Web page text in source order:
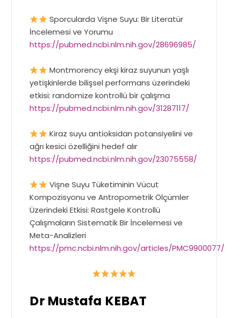
Sporcularda Vişne Suyu: Bir Literatür
İncelemesi ve Yorumu
https://pubmed.ncbi.nlm.nih.gov/28696985/
Montmorency ekşi kiraz suyunun yaşlı
yetişkinlerde bilişsel performans üzerindeki
etkisi: randomize kontrollü bir çalışma
https://pubmed.ncbi.nlm.nih.gov/31287117/
Kiraz suyu antioksidan potansiyelini ve
ağrı kesici özelliğini hedef alır
https://pubmed.ncbi.nlm.nih.gov/23075558/
Vişne Suyu Tüketiminin Vücut
Kompozisyonu ve Antropometrik Ölçümler
Üzerindeki Etkisi: Rastgele Kontrollü
Çalışmaların Sistematik Bir İncelemesi ve
Meta-Analizleri
https://pmc.ncbi.nlm.nih.gov/articles/PMC9900077/
Dr Mustafa KEBAT